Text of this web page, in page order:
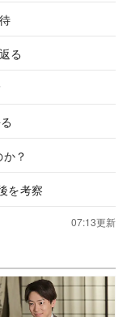
る
か？
を考察
07:13更新